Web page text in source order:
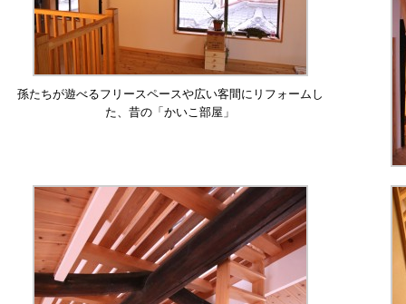
孫たちが遊べるフリースペースや広い客間にリフォームし
た、昔の「かいこ部屋」